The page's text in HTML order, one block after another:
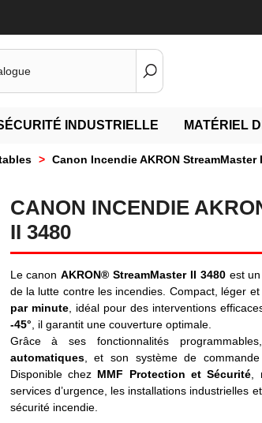
INDUSTRIELLE MATÉRIEL
> Canon Incendie AKRON StreamMaster
CANON INCENDIE
II 3480
Le canonAKRON® StreamMaster II 3480est un
de la lutte contre les incendies. Compact, léger
par minute, idéal pour des interventions
-45° , il garantit une couverture optimale.
Grâce à ses fonctionnalités
automatiques, et son système de commande
Disponible chez MMF Protection et Sécurité
services d’urgence, les installations industrielles
sécurité incendie.